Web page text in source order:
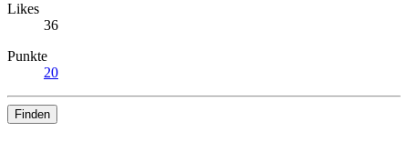
Likes
36
Punkte
20
Finden